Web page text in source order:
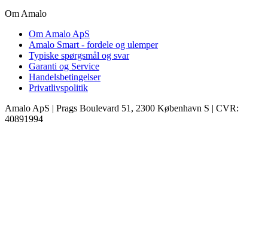
Om Amalo
Om Amalo ApS
Amalo Smart - fordele og ulemper
Typiske spørgsmål og svar
Garanti og Service
Handelsbetingelser
Privatlivspolitik
Amalo ApS | Prags Boulevard 51, 2300 København S | CVR:
40891994